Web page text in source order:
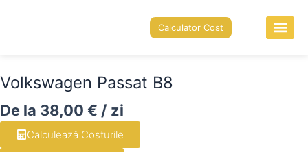
Calculator Cost
Volkswagen Passat B8
38,00 €
Calculează Costurile